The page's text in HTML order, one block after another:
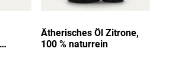
Ätherisches Öl Zitrone,
100 % naturrein